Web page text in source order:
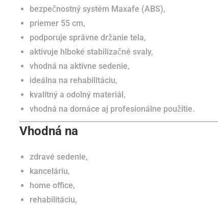
bezpečnostný systém Maxafe (ABS),
priemer 55 cm,
podporuje správne držanie tela,
aktivuje hlboké stabilizačné svaly,
vhodná na aktívne sedenie,
ideálna na rehabilitáciu,
kvalitný a odolný materiál,
vhodná na domáce aj profesionálne použitie.
Vhodná na
zdravé sedenie,
kanceláriu,
home office,
rehabilitáciu,